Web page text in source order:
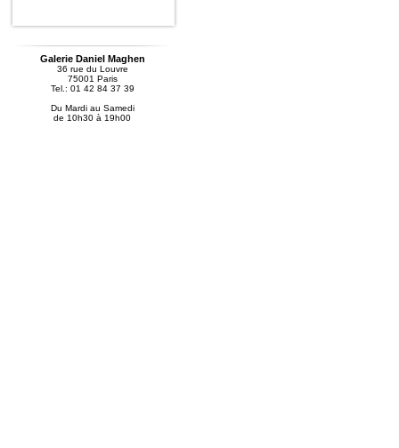
Galerie Daniel Maghen
36 rue du Louvre
75001 Paris
Tel.: 01 42 84 37 39
Du Mardi au Samedi
de 10h30 à 19h00